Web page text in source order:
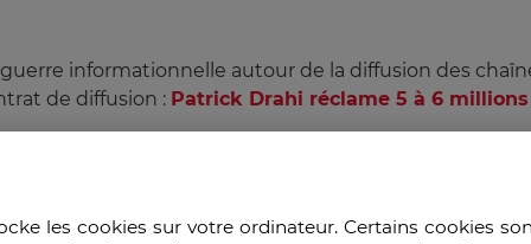
guerre informationnelle autour de la diffusion des
de diffusion : Patrick Drahi réclame 5 à 6
des réseaux d’Altice. Ce dernier a contractualisé
les cookies sur votre ordinateur. Certains cookies